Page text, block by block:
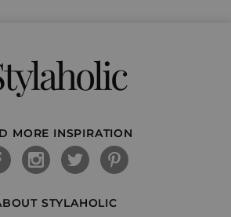
MORE INSPIRATION
STYLAHOLIC